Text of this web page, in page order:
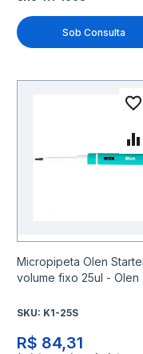
Sob Consulta
Micropipeta Olen
volume fixo 25ul - Olen
SKU: K1-25S
R$ 84,31